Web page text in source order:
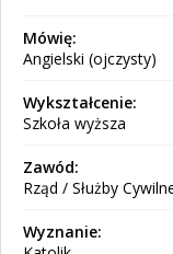
Mówię:
Angielski (ojczysty)
Wykształcenie:
Szkoła wyższa
Zawód:
Rząd / Służby
Wyznanie: